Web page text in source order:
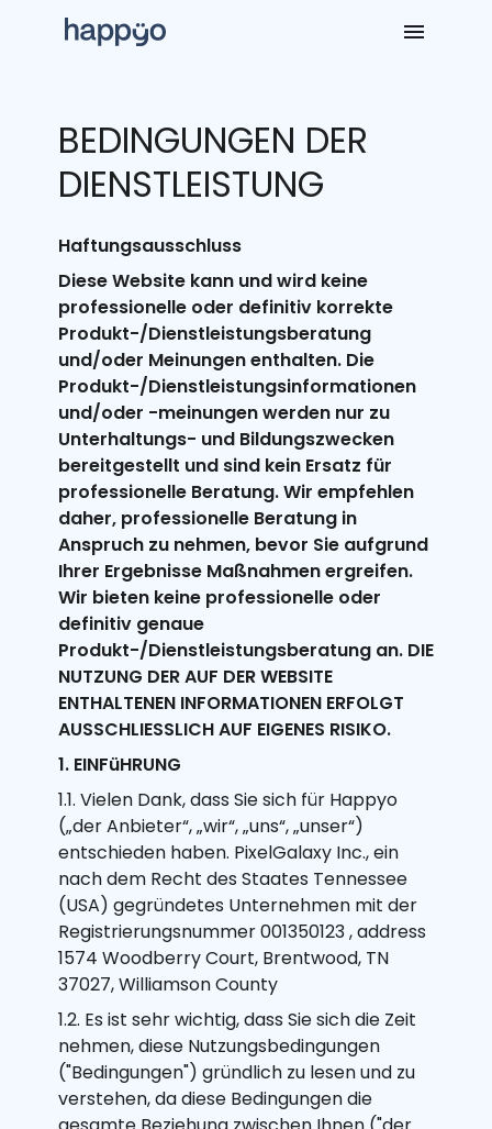
BEDINGUNGEN DER
DIENSTLEISTUNG
Haftungsausschluss
Diese Website kann und wird keine
professionelle oder definitiv korrekte
Produkt-/Dienstleistungsberatung
und/oder Meinungen enthalten. Die
Produkt-/Dienstleistungsinformationen
und/oder -meinungen werden nur zu
Unterhaltungs- und Bildungszwecken
bereitgestellt und sind kein Ersatz für
professionelle Beratung. Wir empfehlen
daher, professionelle Beratung in
Anspruch zu nehmen, bevor Sie aufgrund
Ihrer Ergebnisse Maßnahmen ergreifen.
Wir bieten keine professionelle oder
definitiv genaue
Produkt-/Dienstleistungsberatung an. DIE
NUTZUNG DER AUF DER WEBSITE
ENTHALTENEN INFORMATIONEN ERFOLGT
AUSSCHLIESSLICH AUF EIGENES RISIKO.
1. EINFüHRUNG
1.1. Vielen Dank, dass Sie sich für Happyo
(„der Anbieter“, „wir“, „uns“, „unser“)
entschieden haben. PixelGalaxy Inc., ein
nach dem Recht des Staates Tennessee
(USA) gegründetes Unternehmen mit der
Registrierungsnummer 001350123 , address
1574 Woodberry Court, Brentwood, TN
37027, Williamson County
1.2. Es ist sehr wichtig, dass Sie sich die Zeit
nehmen, diese Nutzungsbedingungen
("Bedingungen") gründlich zu lesen und zu
verstehen, da diese Bedingungen die